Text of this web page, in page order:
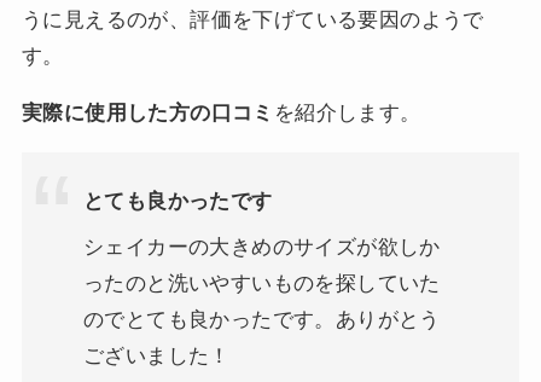
うに見えるのが、評価を下げている要因のようで
す。
実際に使用した方の口コミ を紹介します。
とても良かったです
シェイカーの大きめのサイズが欲しか
ったのと洗いやすいものを探していた
のでとても良かったです。ありがとう
ございました！